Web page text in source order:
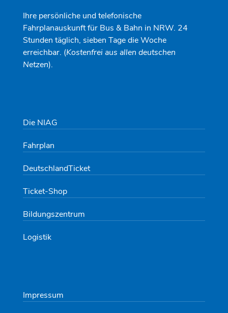
Ihre persönliche und telefonische
Fahrplanauskunft für Bus & Bahn in NRW. 24
Stunden täglich, sieben Tage die Woche
erreichbar. (Kostenfrei aus allen deutschen
Netzen).
Die NIAG
Fahrplan
DeutschlandTicket
Ticket-Shop
Bildungszentrum
Logistik
Impressum